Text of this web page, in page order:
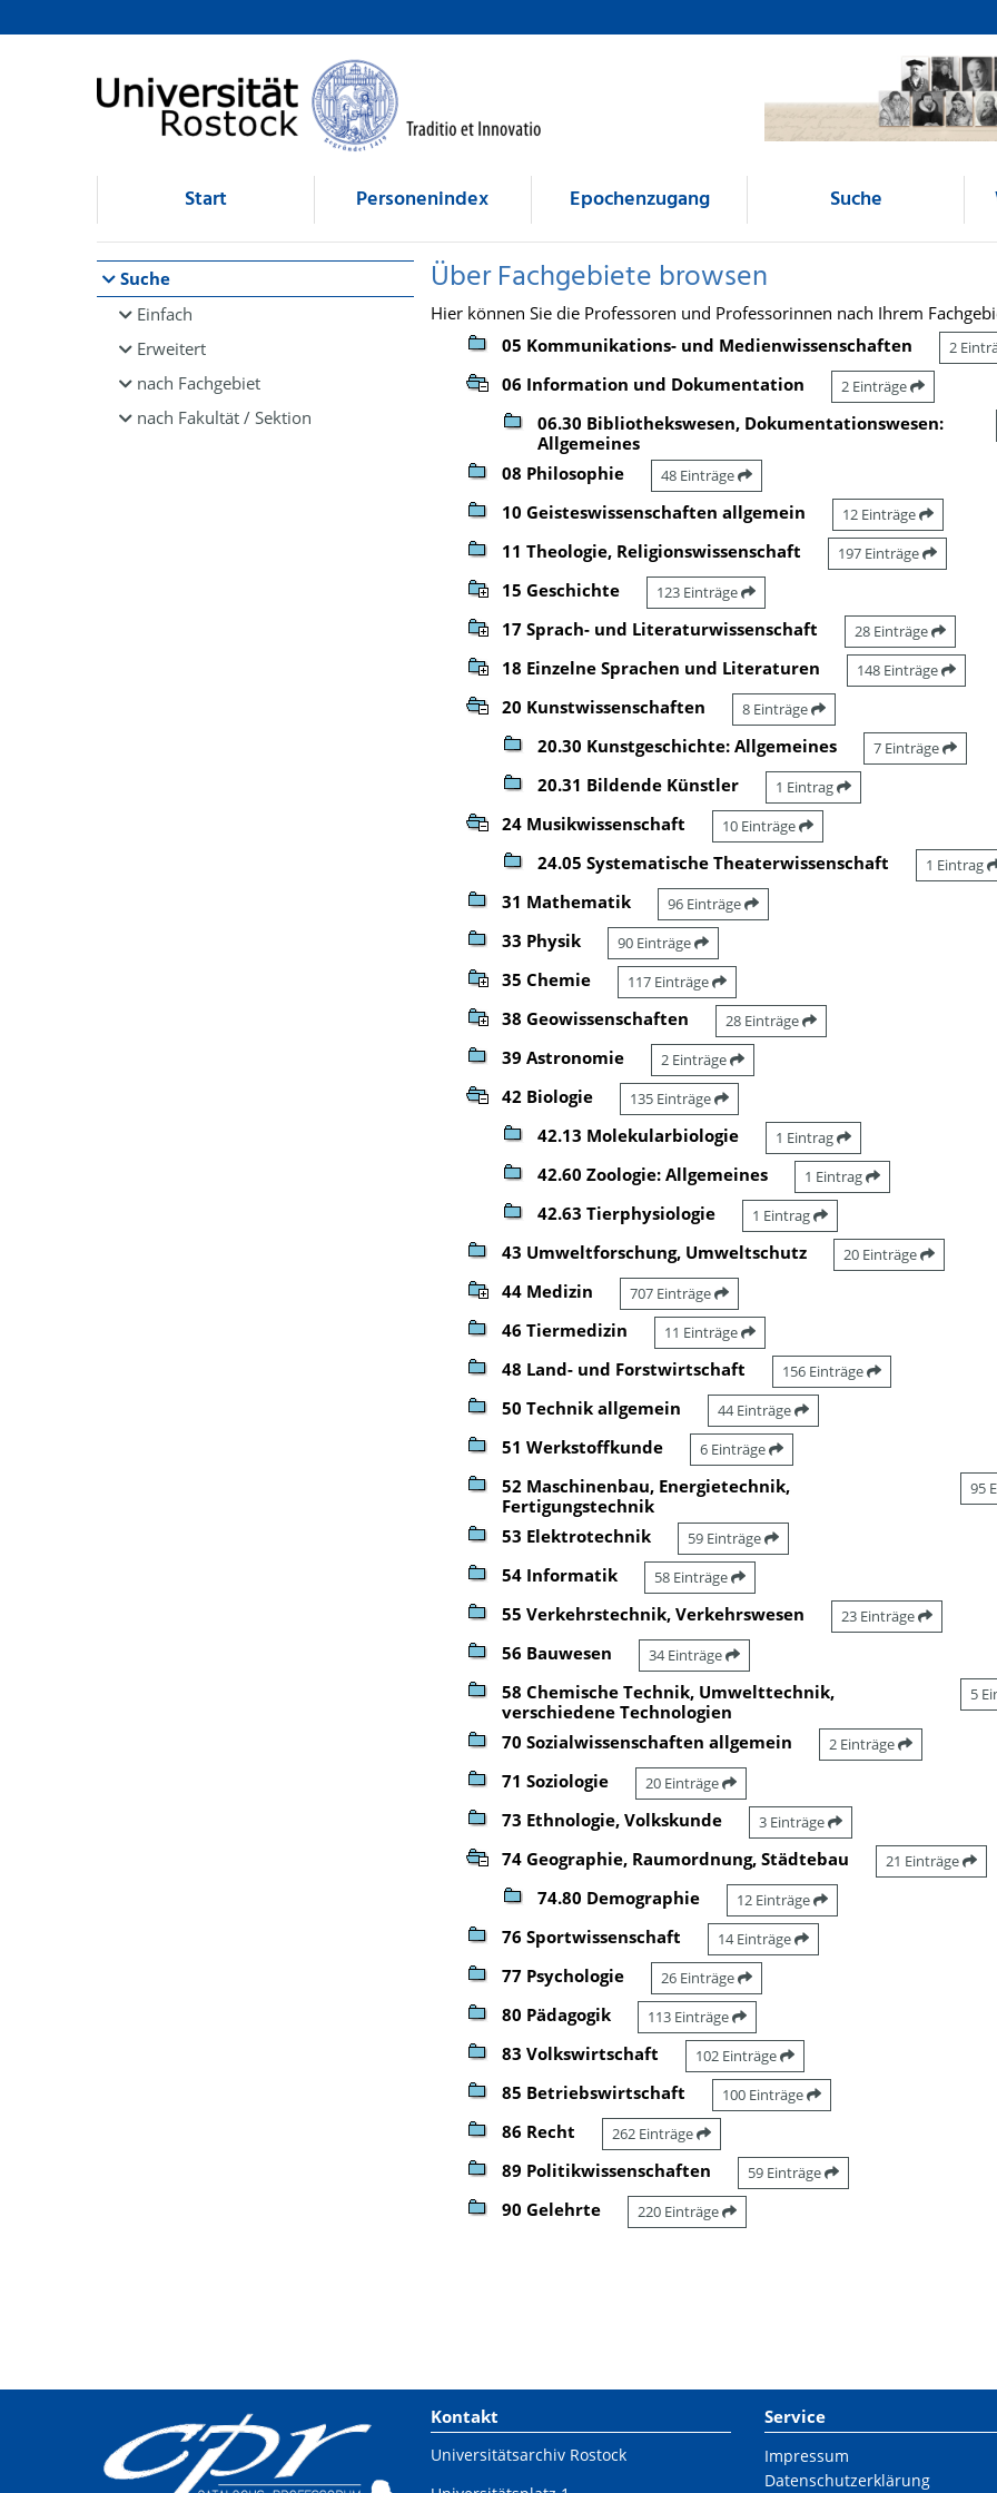
Browsen
direkt zum Inhalt
Start Personenindex Epochenzugang Suche
Suche
Einfach
Erweitert
nach Fachgebiet
nach Fakultät / Sektion
Über Fachgebiete browsen
Hier können Sie die Professoren und Professorinnen nach Ihrem
05 Kommunikations- und Medienwissenschaften
2
06 Information und Dokumentation 2 Einträge
06.30 Bibliothekswesen, Dokumentationswesen:
Allgemeines
08 Philosophie 48 Einträge
10 Geisteswissenschaften allgemein 12 Einträge
11 Theologie, Religionswissenschaft 197 Einträge
15 Geschichte 123 Einträge
17 Sprach- und Literaturwissenschaft 28 Einträge
18 Einzelne Sprachen und Literaturen 148 Einträge
20 Kunstwissenschaften 8 Einträge
20.30 Kunstgeschichte: Allgemeines 7 Einträge
20.31 Bildende Künstler 1 Eintrag
24 Musikwissenschaft 10 Einträge
24.05 Systematische Theaterwissenschaft 1 Eintrag
31 Mathematik 96 Einträge
33 Physik 90 Einträge
35 Chemie 117 Einträge
38 Geowissenschaften 28 Einträge
39 Astronomie 2 Einträge
42 Biologie 135 Einträge
42.13 Molekularbiologie 1 Eintrag
42.60 Zoologie: Allgemeines 1 Eintrag
42.63 Tierphysiologie 1 Eintrag
43 Umweltforschung, Umweltschutz 20 Einträge
44 Medizin 707 Einträge
46 Tiermedizin 11 Einträge
48 Land- und Forstwirtschaft 156 Einträge
50 Technik allgemein 44 Einträge
51 Werkstoffkunde 6 Einträge
52 Maschinenbau, Energietechnik,
Fertigungstechnik
95
53 Elektrotechnik 59 Einträge
54 Informatik 58 Einträge
55 Verkehrstechnik, Verkehrswesen 23 Einträge
56 Bauwesen 34 Einträge
58 Chemische Technik, Umwelttechnik,
verschiedene Technologien
5
70 Sozialwissenschaften allgemein 2 Einträge
71 Soziologie 20 Einträge
73 Ethnologie, Volkskunde 3 Einträge
74 Geographie, Raumordnung, Städtebau 21 Einträge
74.80 Demographie 12 Einträge
76 Sportwissenschaft 14 Einträge
77 Psychologie 26 Einträge
80 Pädagogik 113 Einträge
83 Volkswirtschaft 102 Einträge
85 Betriebswirtschaft 100 Einträge
86 Recht 262 Einträge
89 Politikwissenschaften 59 Einträge
90 Gelehrte 220 Einträge
Kontakt
Universitätsarchiv Rostock
Service
Impressum
Datenschutzerklärung